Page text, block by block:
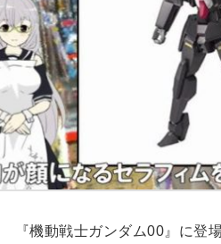
『機動戦士ガンダム00』に登